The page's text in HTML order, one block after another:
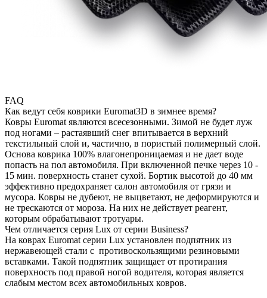
FAQ
Как ведут себя коврики Euromat3D в зимнее время?
Ковры Euromat являются всесезонными. Зимой не будет луж
под ногами – растаявший снег впитывается в верхний
текстильный слой и, частично, в пористый полимерный слой.
Основа коврика 100% влагонепроницаемая и не дает воде
попасть на пол автомобиля. При включенной печке через 10 -
15 мин. поверхность станет сухой. Бортик высотой до 40 мм
эффективно предохраняет салон автомобиля от грязи и
мусора. Ковры не дубеют, не выцветают, не деформируются и
не трескаются от мороза. На них не действует реагент,
которым обрабатывают тротуары.
Чем отличается серия Lux от серии Business?
На коврах Euromat серии Lux установлен подпятник из
нержавеющей стали с противоскользящими резиновыми
вставками. Такой подпятник защищает от протирания
поверхность под правой ногой водителя, которая является
слабым местом всех автомобильных ковров.